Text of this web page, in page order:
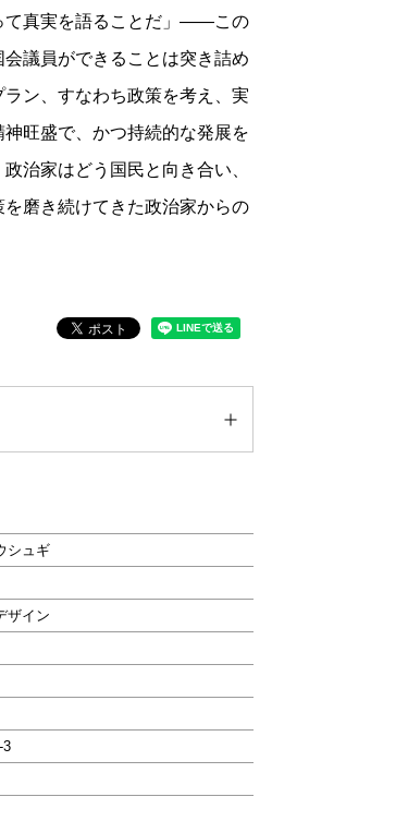
て真実を語ることだ」――この
議員ができることは突き詰め
ン、すなわち政策を考え、実
旺盛で、かつ持続的な発展を
治家はどう国民と向き合い、
磨き続けてきた政治家からの
シュギ
ザイン
3